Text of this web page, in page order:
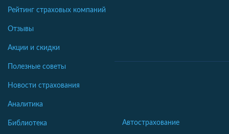
Рейтинг страховых компаний
Отзывы
Акции и скидки
Полезные советы
Новости страхования
Аналитика
Библиотека Автострахование